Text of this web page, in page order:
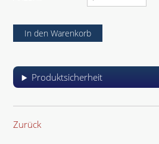
Produktsicherheit
Zurück